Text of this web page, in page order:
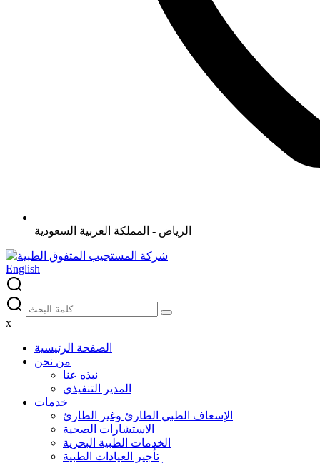
الرياض - المملكة العربية السعودية
English
x
الصفحة الرئيسية
من نحن
نبذه عنا
المدير التنفيذي
خدمات
الإسعاف الطبي الطارئ وغير الطارئ
الاستشارات الصحية
الخدمات الطبية البحرية
تأجير العيادات الطبية